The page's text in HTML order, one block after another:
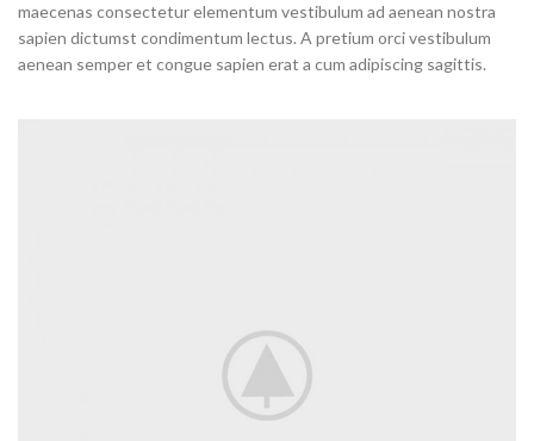
maecenas consectetur elementum vestibulum ad aenean nostra
sapien dictumst condimentum lectus. A pretium orci vestibulum
aenean semper et congue sapien erat a cum adipiscing sagittis.